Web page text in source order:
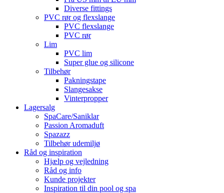
Diverse fittings
PVC rør og flexslange
PVC flexslange
PVC rør
Lim
PVC lim
Super glue og silicone
Tilbehør
Pakningstape
Slangesakse
Vinterpropper
Lagersalg
SpaCare/Saniklar
Passion Aromaduft
Spazazz
Tilbehør udemiljø
Råd og inspiration
Hjælp og vejledning
Råd og info
Kunde projekter
Inspiration til din pool og spa